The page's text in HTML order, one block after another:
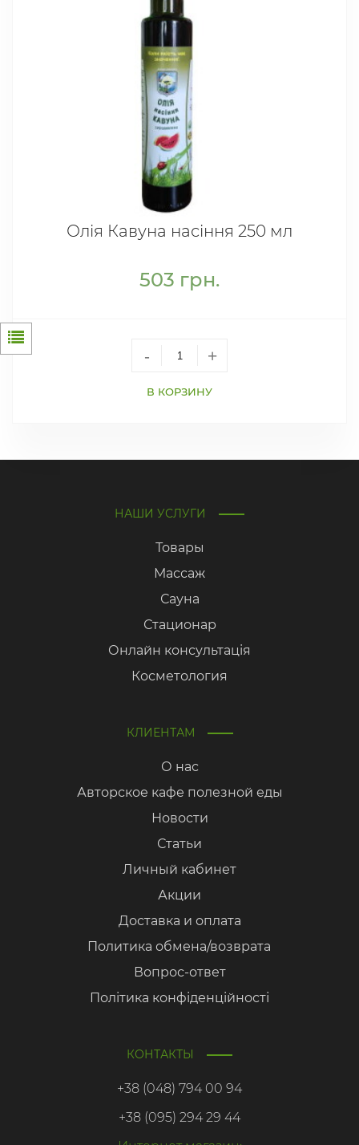
Олія Кавуна насіння 250 мл
503 грн.
- +
В КОРЗИНУ
НАШИ УСЛУГИ
Товары
Массаж
Сауна
Стационар
Онлайн консультація
Косметология
КЛИЕНТАМ
О нас
Авторское кафе полезной еды
Новости
Статьи
Личный кабинет
Акции
Доставка и оплата
Политика обмена/возврата
Вопрос-ответ
Політика конфіденційності
КОНТАКТЫ
+38 (048) 794 00 94
+38 (095) 294 29 44